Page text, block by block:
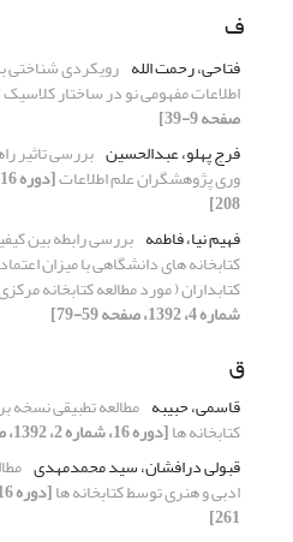
ف
فتاحی، رحمت الله رویکردی شناختی
اطلاعات مفهومی نو در ساختار کلاسیک
صفحه 9-39]
فرج پهلو، عبدالحسین بررسی تاثیر
وری پژوهشگران علم اطلاعات
208]
فهیم نیا، فاطمه بررسی رابطه بین
کتابخانه های دانشگاهی با میزان
کتابداران ( مورد مطالعه کتابخانه
شماره 4، 1392، صفحه 59-79]
ق
قاسمی، حبیبه مطالعه تطبیقی نسخه
کتابخانه ها[دوره 16، شماره 2، 1392، صفحه 239-261]
قبولی درافشان، سید محمدمهدی
ادبی و هنری توسط کتابخانه ها
261]